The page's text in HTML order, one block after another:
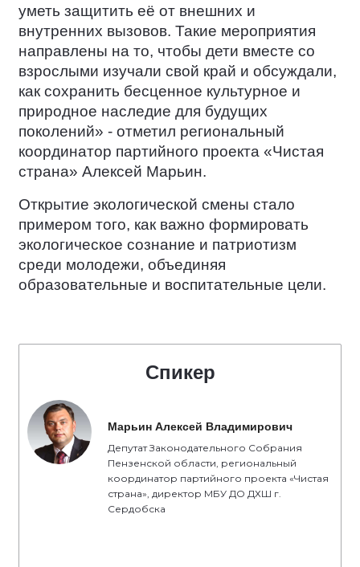
уметь защитить её от внешних и
внутренних вызовов. Такие мероприятия
направлены на то, чтобы дети вместе со
взрослыми изучали свой край и обсуждали,
как сохранить бесценное культурное и
природное наследие для будущих
поколений» - отметил региональный
координатор партийного проекта «Чистая
страна» Алексей Марьин.
Открытие экологической смены стало
примером того, как важно формировать
экологическое сознание и патриотизм
среди молодежи, объединяя
образовательные и воспитательные цели.
Спикер
Марьин Алексей Владимирович
Депутат Законодательного Собрания
Пензенской области, региональный
координатор партийного проекта «Чистая
страна», директор МБУ ДО ДХШ г.
Сердобска